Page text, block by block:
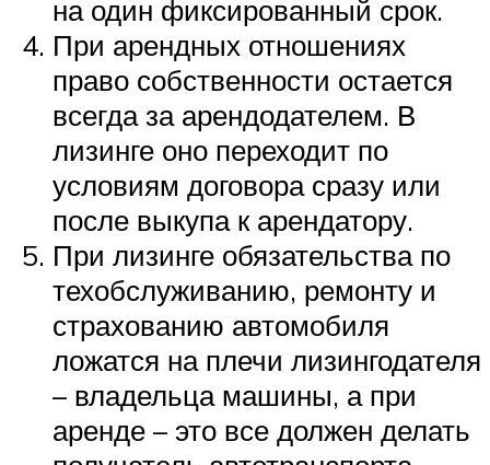
на один фиксированный срок.
При арендных отношениях
право собственности остается
всегда за арендодателем. В
лизинге оно переходит по
условиям договора сразу или
после выкупа к арендатору.
При лизинге обязательства по
техобслуживанию, ремонту и
страхованию автомобиля
ложатся на плечи лизингодателя
– владельца машины, а при
аренде – это все должен делать